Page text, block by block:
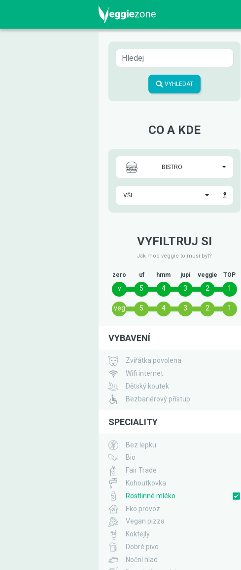
VYHLEDAT
CO A KDE
BISTRO
VŠE
VYFILTRUJ SI
Jak moc veggie to musí být?
zero uf hmm jupí veggie TOP
v 5 4 3 2 1
veg 5 4 3 2 1
VYBAVENÍ
Zvířátka povolena
Wifi internet
Dětský koutek
Bezbariérový přístup
SPECIALITY
Bez lepku
Bio
Fair Trade
Kohoutkovka
Rostlinné mléko
Eko provoz
Vegan pizza
Koktejly
Dobré pivo
Noční hlad